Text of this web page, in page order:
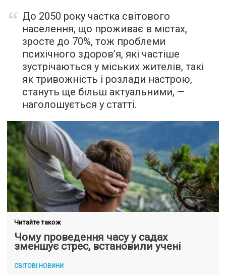
До 2050 року частка світового
населення, що проживає в містах,
зросте до 70%, тож проблеми
психічного здоров’я, які частіше
зустрічаються у міських жителів, такі
як тривожність і розлади настрою,
стануть ще більш актуальними, —
наголошується у статті.
Читайте також
Чому проведення часу у садах
зменшує стрес, встановили учені
СВІТОВІ НОВИНИ